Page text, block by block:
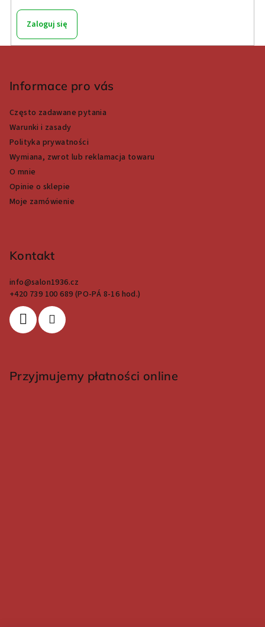
Zaloguj się
Informace pro vás
Często zadawane pytania
Warunki i zasady
Polityka prywatności
Wymiana, zwrot lub reklamacja towaru
O mnie
Opinie o sklepie
Moje zamówienie
Kontakt
info@salon1936.cz
+420 739 100 689 (PO-PÁ 8-16 hod.)
Przyjmujemy płatności online